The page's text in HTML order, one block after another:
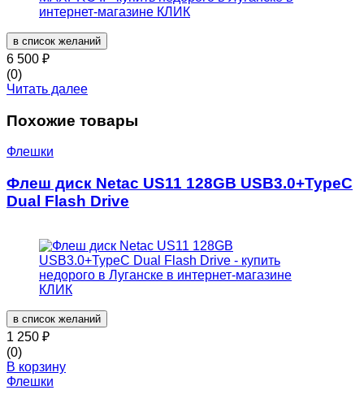
в список желаний
6 500 ₽
(0)
Читать далее
Похожие товары
Флешки
Флеш диск Netac US11 128GB USB3.0+TypeC
Dual Flash Drive
в список желаний
1 250 ₽
(0)
В корзину
Флешки